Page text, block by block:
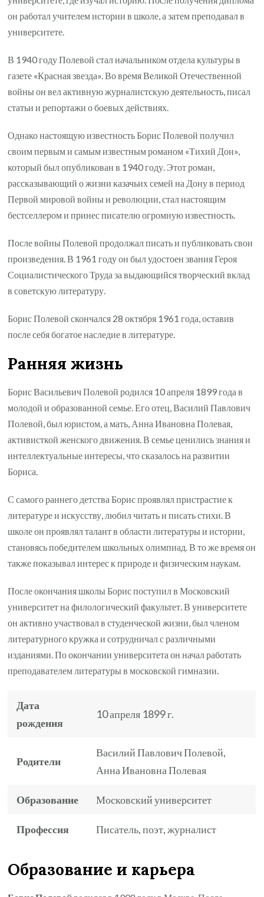
он работал учителем истории в школе, а затем преподавал в
университете.
В 1940 году Полевой стал начальником отдела культуры в
газете «Красная звезда». Во время Великой Отечественной
войны он вел активную журналистскую деятельность, писал
статьи и репортажи о боевых действиях.
Однако настоящую известность Борис Полевой получил
своим первым и самым известным романом «Тихий Дон»,
который был опубликован в 1940 году. Этот роман,
рассказывающий о жизни казачьих семей на Дону в период
Первой мировой войны и революции, стал настоящим
бестселлером и принес писателю огромную известность.
После войны Полевой продолжал писать и публиковать свои
произведения. В 1961 году он был удостоен звания Героя
Социалистического Труда за выдающийся творческий вклад
в советскую литературу.
Борис Полевой скончался 28 октября 1961 года, оставив
после себя богатое наследие в литературе.
Ранняя жизнь
Борис Васильевич Полевой родился 10 апреля 1899 года в
молодой и образованной семье. Его отец, Василий Павлович
Полевой, был юристом, а мать, Анна Ивановна Полевая,
активисткой женского движения. В семье ценились знания и
интеллектуальные интересы, что сказалось на развитии
Бориса.
С самого раннего детства Борис проявлял пристрастие к
литературе и искусству, любил читать и писать стихи. В
школе он проявлял талант в области литературы и истории,
становясь победителем школьных олимпиад. В то же время он
также показывал интерес к природе и физическим наукам.
После окончания школы Борис поступил в Московский
университет на филологический факультет. В университете
он активно участвовал в студенческой жизни, был членом
литературного кружка и сотрудничал с различными
изданиями. По окончании университета он начал работать
преподавателем литературы в московской гимназии.
Дата
рождения
10 апреля 1899 г.
Родители
Василий Павлович Полевой,
Анна Ивановна Полевая
Образование Московский университет
Профессия Писатель, поэт, журналист
Образование и карьера